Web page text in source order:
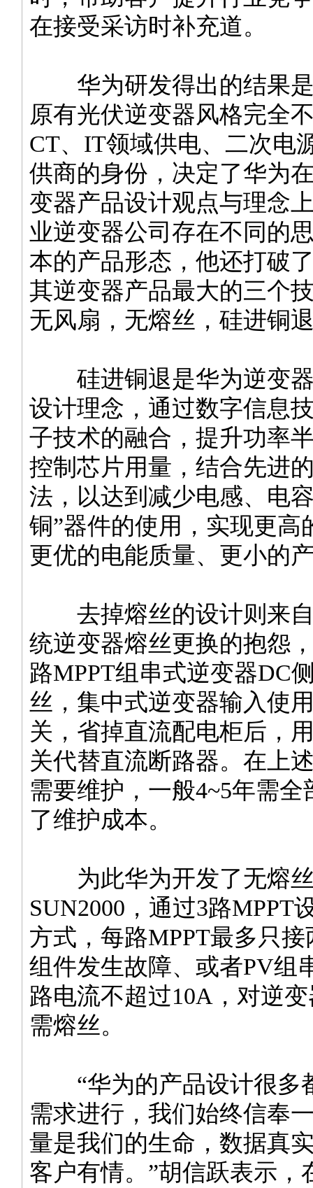
在接受采访时补充道。
华为研发得出的结果是
原有光伏逆变器风格完全
CT、IT领域供电、二次电
供商的身份，决定了华为
变器产品设计观点与理念
业逆变器公司存在不同的
本的产品形态，他还打破
其逆变器产品最大的三个
无风扇，无熔丝，硅进铜
硅进铜退是华为逆变器
设计理念，通过数字信息
子技术的融合，提升功率
控制芯片用量，结合先进
法，以达到减少电感、电
铜”器件的使用，实现更高
更优的电能质量、更小的
去掉熔丝的设计则来自
统逆变器熔丝更换的抱怨
路MPPT组串式逆变器DC
丝，集中式逆变器输入使
关，省掉直流配电柜后，
关代替直流断路器。在上
需要维护，一般4~5年需
了维护成本。
为此华为开发了无熔
SUN2000，通过3路MPPT
方式，每路MPPT最多只
组件发生故障、或者PV组
路电流不超过10A，对逆
需熔丝。
“华为的产品设计很多
需求进行，我们始终信奉
量是我们的生命，数据真
客户有情。”胡信跃表示，